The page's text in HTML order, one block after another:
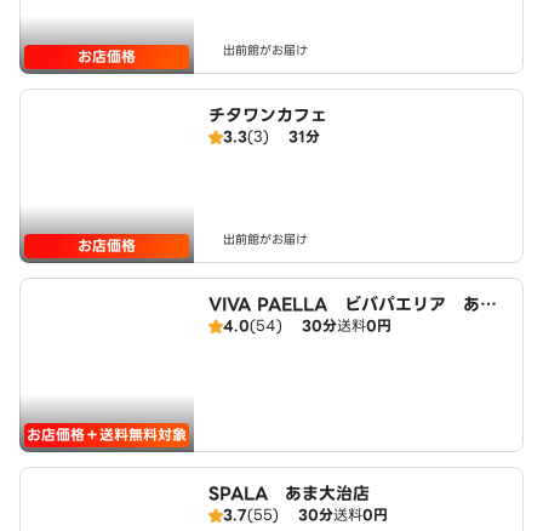
お店価格 出前館がお届け
お店価格
チタワンカフェ
3.3(3) 31分
出前館がお届け
お店価格＋送料無料対象
VIVA PAELLA ビバパエリア あま
大治店
4.0(54) 30分送料0円
SPALA あま大治店
3.7(55) 30分送料0円